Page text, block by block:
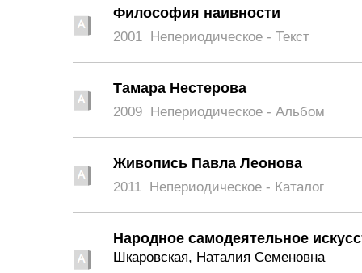
Философия наивности
2001 Непериодическое - Текст
Тамара Нестерова
2009 Непериодическое - Альбом
Живопись Павла Леонова
2011 Непериодическое - Каталог
Народное самодеятельное
Шкаровская, Наталия Семеновна